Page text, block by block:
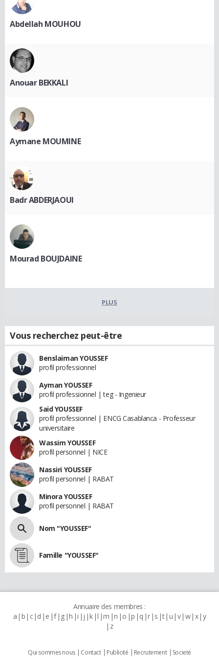
Abdellah MOUHOU
Anouar BEKKALI
Aymane MOUMINE
Badr ABDERJAOUI
Mourad BOUJDAINE
PLUS
Vous recherchez peut-être
Benslaiman YOUSSEF
profil professionnel
Ayman YOUSSEF
profil professionnel | teg - Ingenieur
Said YOUSSEF
profil professionnel | ENCG Casablanca - Professeur
universitaire
Wassim YOUSSEF
profil personnel | NICE
Nassiri YOUSSEF
profil personnel | RABAT
Minora YOUSSEF
profil personnel | RABAT
Nom "YOUSSEF"
Famille "YOUSSEF"
Annuaire des membres :
a b c d e f g h i j k l m n o p q r s t u v w x y
z
Qui sommes nous Contact Publicité Recrutement
Societé